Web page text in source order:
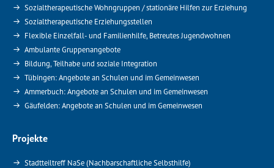
Sozialtherapeutische Wohngruppen / stationäre Hilfen zur Erziehung
Sozialtherapeutische Erziehungsstellen
Flexible Einzelfall- und Familienhilfe, Betreutes Jugendwohnen
Ambulante Gruppenangebote
Bildung, Teilhabe und soziale Integration
Tübingen: Angebote an Schulen und im Gemeinwesen
Ammerbuch: Angebote an Schulen und im Gemeinwesen
Gäufelden: Angebote an Schulen und im Gemeinwesen
Projekte
Stadtteiltreff NaSe (Nachbarschaftliche Selbsthilfe)